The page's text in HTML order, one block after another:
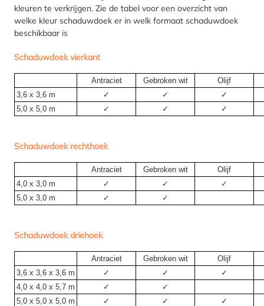
kleuren te verkrijgen. Zie de tabel voor een overzicht van
welke kleur schaduwdoek er in welk formaat schaduwdoek
beschikbaar is
Schaduwdoek vierkant
Antraciet Gebroken wit
Olijf
3,6 x 3,6 m
✓ ✓
✓
5,0 x 5,0 m
✓ ✓ ✓
Schaduwdoek rechthoek
Antraciet Gebroken wit
Olijf
4,0 x 3,0 m
✓ ✓
✓
5,0 x 3,0 m
✓ ✓
Schaduwdoek driehoek
Antraciet Gebroken wit
Olijf
3,6 x 3,6 x 3,6 m
✓ ✓
✓
4,0 x 4,0 x 5,7 m
✓
✓
5,0 x 5,0 x 5,0 m
✓ ✓
✓